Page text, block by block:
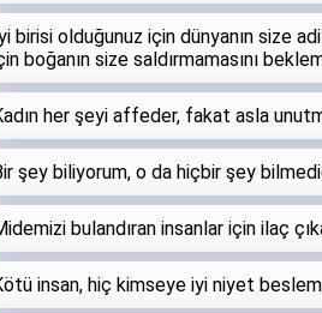
birisi olduğunuz için dünyanın size
boğanın size saldırmamasını
her şeyi affeder, fakat asla
şey biliyorum, o da hiçbir şey
bulandıran insanlar için ilaç
insan, hiç kimseye iyi niyet